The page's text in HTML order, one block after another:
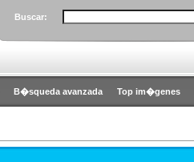
Buscar:
B�squeda avanzada Top im�genes